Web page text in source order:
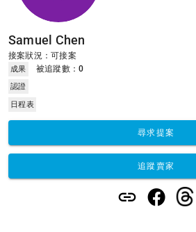
Samuel Chen
接案狀況：可接案
成果 被追蹤數：0
認證
日程表
尋求提案
追蹤賣家